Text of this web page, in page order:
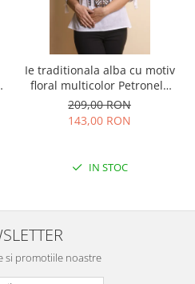
Ie traditionala alba cu motiv
floral multicolor Petronela
01
209,00 RON
143,00 RON
IN STOC
si promotiile noastre